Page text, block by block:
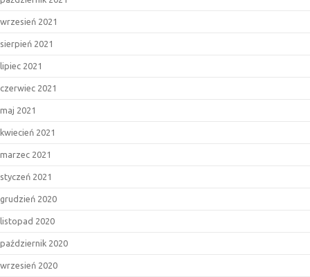
wrzesień 2021
sierpień 2021
lipiec 2021
czerwiec 2021
maj 2021
kwiecień 2021
marzec 2021
styczeń 2021
grudzień 2020
listopad 2020
październik 2020
wrzesień 2020